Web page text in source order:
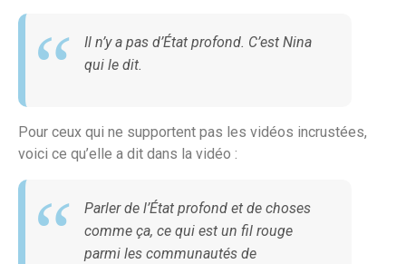
Il n’y a pas d’État profond. C’est Nina
qui le dit.
Pour ceux qui ne supportent pas les vidéos incrustées,
voici ce qu’elle a dit dans la vidéo :
Parler de l’État profond et de choses
comme ça, ce qui est un fil rouge
parmi les communautés de